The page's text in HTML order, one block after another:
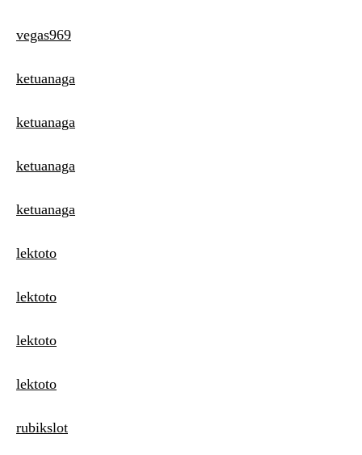
vegas969
ketuanaga
ketuanaga
ketuanaga
ketuanaga
lektoto
lektoto
lektoto
lektoto
rubikslot